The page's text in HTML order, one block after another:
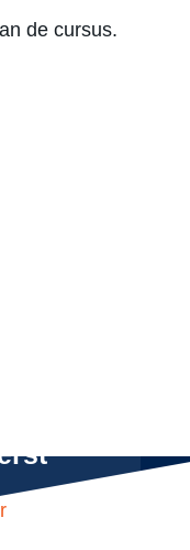
de cursus.